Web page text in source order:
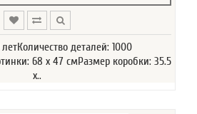
летКоличество деталей: 1000
68 х 47 смРазмер коробки: 35.5
x..